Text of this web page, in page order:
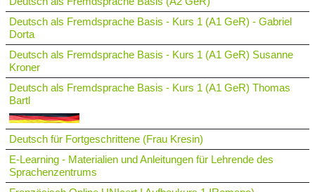
Deutsch als Fremdsprache Basis - Kurs 1 (A1 GeR) - Gabriel
Dorta
Deutsch als Fremdsprache Basis - Kurs 1 (A1 GeR) Susanne
Kroner
Deutsch als Fremdsprache Basis - Kurs 1 (A1 GeR) Thomas
Bartl
Deutsch für Fortgeschrittene (Frau Kresin)
E-Learning - Materialien und Anleitungen für Lehrende des
Sprachenzentrums